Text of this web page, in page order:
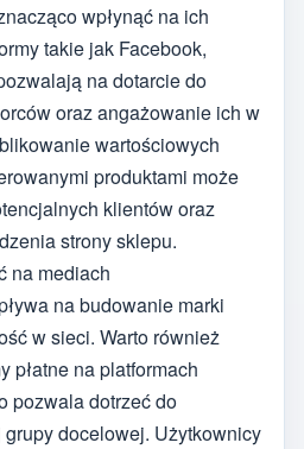
wpłynąć na ich
takie jak Facebook,
na dotarcie do
oraz angażowanie ich w
wartościowych
produktami może
klientów oraz
strony sklepu.
na mediach
na budowanie marki
w sieci. Warto również
płatne na platformach
pozwala dotrzeć do
docelowej. Użytkownicy